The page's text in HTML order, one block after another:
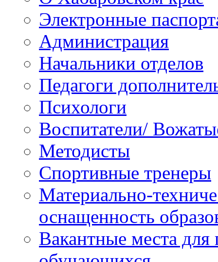
Электронные
Администрация
Начальники отделов
Педагоги
Психологи
Воспитатели/
Методисты
Спортивные тренеры
Материально-
оснащенность
Вакантные места для